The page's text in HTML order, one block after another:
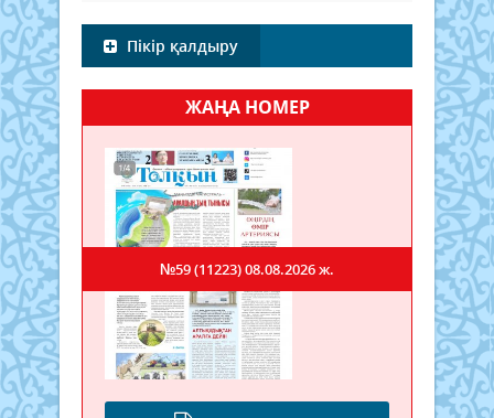
Пікір қалдыру
ЖАҢА НОМЕР
№59 (11223)08.08.2026 ж.